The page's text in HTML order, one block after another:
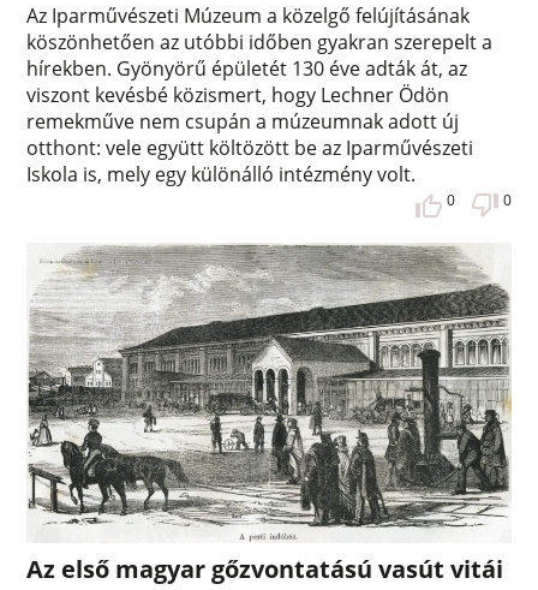
Az Iparművészeti Múzeum a közelgő felújításának
köszönhetően az utóbbi időben gyakran szerepelt a
hírekben. Gyönyörű épületét 130 éve adták át, az
viszont kevésbé közismert, hogy Lechner Ödön
remekműve nem csupán a múzeumnak adott új
otthont: vele együtt költözött be az Iparművészeti
Iskola is, mely egy különálló intézmény volt.
0 0
Az első magyar gőzvontatású vasút vitái